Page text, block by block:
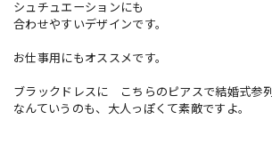
シュチュエーションにも
合わせやすいデザインです。
お仕事用にもオススメです。
ブラックドレスに こちらのピアスで結婚式参列
なんていうのも、大人っぽくて素敵ですよ。